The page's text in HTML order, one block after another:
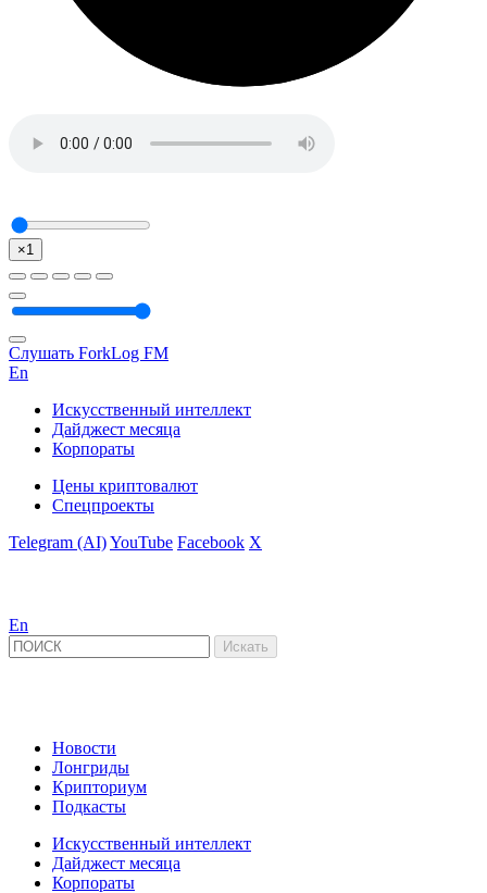
×1
Слушать ForkLog FM
En
Искусственный интеллект
Дайджест месяца
Корпораты
Цены криптовалют
Спецпроекты
Telegram (AI)YouTube Facebook X
En
Новости
Лонгриды
Крипториум
Подкасты
Искусственный интеллект
Дайджест месяца
Корпораты